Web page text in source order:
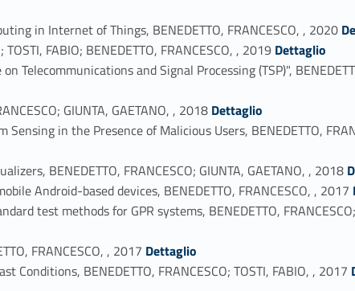
in Internet of Things, BENEDETTO, FRANCESCO, , 2020 Link identifier #identifier_person_129678-33
FABIO; BENEDETTO, FRANCESCO, , 2019 Link identifier #identifier_person_49853-34
Dettaglio
and Signal Processing (TSP)",
GIUNTA, GAETANO, , 2018 Link identifier #identifier_person_159302-36
Dettaglio
in the Presence of Malicious Users, BENEDETTO,
BENEDETTO, FRANCESCO; GIUNTA, GAETANO, , 2018 Link identifier
Android-based devices, BENEDETTO, FRANCESCO, , 2017 Link
test methods for GPR systems, BENEDETTO,
FRANCESCO, , 2017 Link identifier #identifier_person_168619-41
Dettaglio
BENEDETTO, FRANCESCO; TOSTI, FABIO, , 2017 Link